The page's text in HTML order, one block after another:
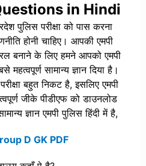
in Hindi
पुलिस परीक्षा को पास करना
होनी चाहिए। आपकी एमपी
बनाने के लिए हमने आपको एमपी
सामान्य ज्ञान दिया है।
बहुत निकट है, इसलिए एमपी
जीके पीडीएफ को डाउनलोड
ज्ञान एमपी पुलिस हिंदी में है,
D GK PDF